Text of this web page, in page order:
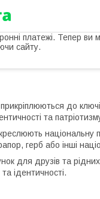
платежі. Тепер ви
сайту.
до
та
національну
герб або інші
для друзів та
ідентичності.